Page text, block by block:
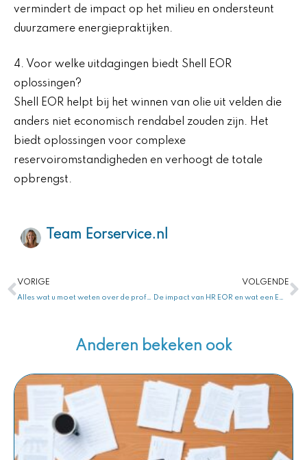
vermindert de impact op het milieu en ondersteunt
duurzamere energiepraktijken.
4. Voor welke uitdagingen biedt Shell EOR
oplossingen?
Shell EOR helpt bij het winnen van olie uit velden die
anders niet economisch rendabel zouden zijn. Het
biedt oplossingen voor complexe
reservoiromstandigheden en verhoogt de totale
opbrengst.
Team Eorservice.nl
Vorige
VORIGE VOLGENDE
Anderen bekeken ook